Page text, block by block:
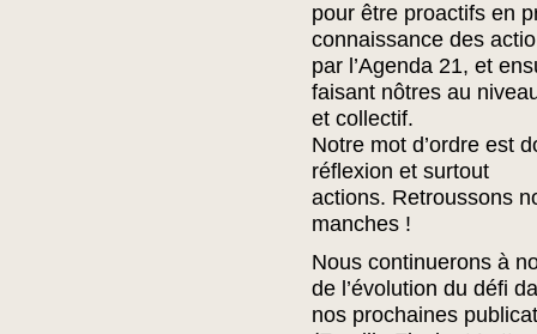
pour être proactifs en
connaissance des
par l’Agenda 21, et
faisant nôtres au
et collectif.
Notre mot d’ordre est
réflexion et surtout
actions. Retroussons
manches !
Nous continuerons à
de l’évolution du défi
nos prochaines